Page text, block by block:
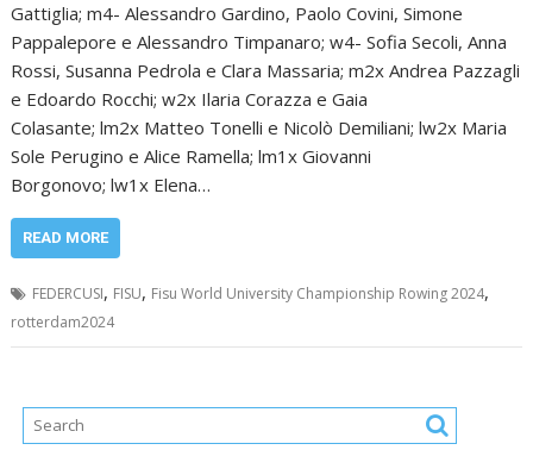
Gattiglia; m4- Alessandro Gardino, Paolo Covini, Simone
Pappalepore e Alessandro Timpanaro; w4- Sofia Secoli, Anna
Rossi, Susanna Pedrola e Clara Massaria; m2x Andrea Pazzagli
e Edoardo Rocchi; w2x Ilaria Corazza e Gaia
Colasante; lm2x Matteo Tonelli e Nicolò Demiliani; lw2x Maria
Sole Perugino e Alice Ramella; lm1x Giovanni
Borgonovo; lw1x Elena…
READ MORE
FEDERCUSI, FISU, Fisu World University Championship Rowing 2024,
rotterdam2024